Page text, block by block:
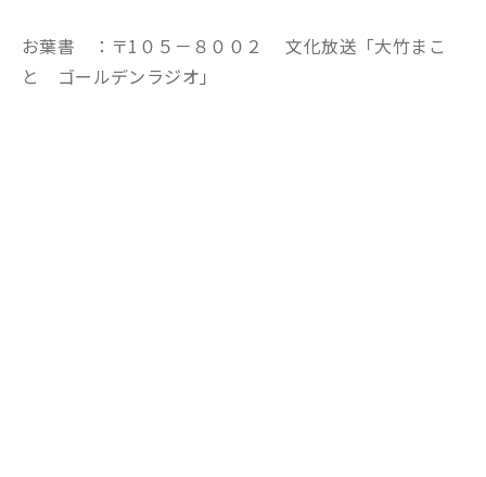
お葉書 ：〒1０５－８００２ 文化放送「大竹まこ
と ゴールデンラジオ」